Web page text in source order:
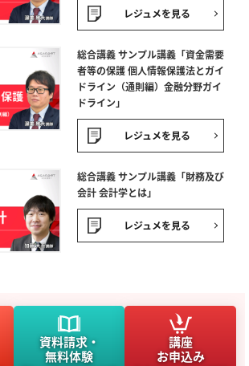
レジュメを見る
総合講義 サンプル講義「資金需要
者等の保護 個人情報保護法とガイ
ドライン（通則編）金融分野ガイ
ドライン」
レジュメを見る
総合講義 サンプル講義「財務及び
会計 会計学とは」
レジュメを見る
資料請求・
無料体験
講座
お申込み